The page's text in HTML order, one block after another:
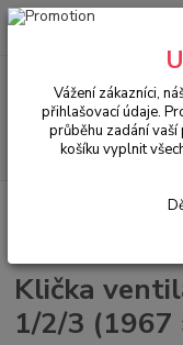
+420 602 330 329
VW Brouk Typ 1
Klička
1/2/3 (1967
Vážení zákazníci,
přihlašovací údaje.
průběhu zadání vaší
košíku vyplnit